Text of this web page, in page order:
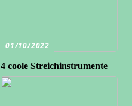
01/10/2022
4 coole Streichinstrumente